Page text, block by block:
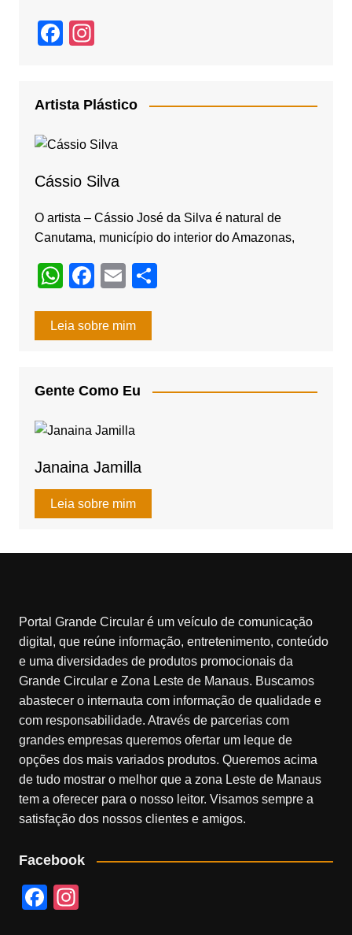
F
e
o
k
gr
a
Artista Plástico
Cássio Silva
O artista – Cássio José da Silva é natural de
Canutama, município do interior do Amazonas,
W
at
p
p
F
c
o
o
E
ail
Leia sobre mim
Gente Como Eu
Janaina Jamilla
Leia sobre mim
Portal Grande Circular é um veículo de comunicação
digital, que reúne informação, entretenimento, conteúdo
e uma diversidades de produtos promocionais da
Grande Circular e Zona Leste de Manaus. Buscamos
abastecer o internauta com informação de qualidade e
com responsabilidade. Através de parcerias com
grandes empresas queremos ofertar um leque de
opções dos mais variados produtos. Queremos acima
de tudo mostrar o melhor que a zona Leste de Manaus
tem a oferecer para o nosso leitor. Visamos sempre a
satisfação dos nossos clientes e amigos.
Facebook
F